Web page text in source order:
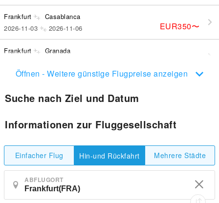
Frankfurt Casablanca
EUR350〜
2026-11-03 2026-11-06
Frankfurt Granada
Öffnen - Weitere günstige Flugpreise anzeigen
Suche nach Ziel und Datum
Informationen zur Fluggesellschaft
Einfacher Flug Hin-und Rückfahrt Mehrere Städte
ABFLUGORT